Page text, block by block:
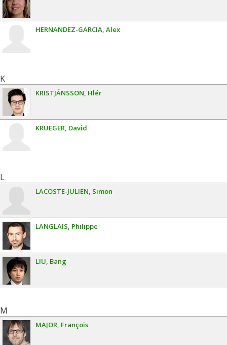
HERNANDEZ-GARCIA Alex
K
KRISTJÁNSSON Hlér
KRUEGER David
L
LACOSTE-JULIEN Simon
LANGLAIS Philippe
LIU Bang
M
MAJOR François